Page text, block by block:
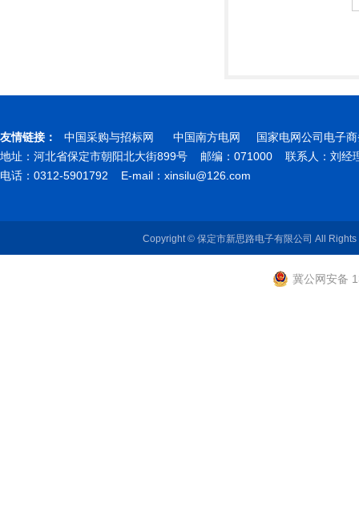
友情链接： 中国采购与招标网 中国南方电网
国家电网公司电子
地址：河北省保定市朝阳北大街899号 邮编：071000 联系人：刘
电话：0312-5901792 E-mail： xinsilu@126.com
Copyright © 保定市新思路电子有限公司 All
冀公网安备